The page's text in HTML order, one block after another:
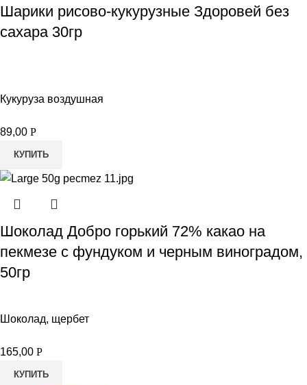
Шарики рисово-кукурузные Здоровей без
сахара 30гр
Кукуруза воздушная
89,00 Р
КУПИТЬ
Шоколад Добро горький 72% какао на
пекмезе с фундуком и черным виноградом,
50гр
Шоколад, щербет
165,00 Р
КУПИТЬ